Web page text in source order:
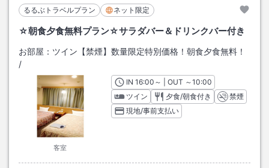
るるぶトラベルプラン ネット限定
☆朝食夕食無料プラン☆サラダバー＆ドリンクバー付き
お部屋： ツイン【禁煙】数量限定特別価格！朝食夕食無料！
/
客室
INチェックイン
16:00 ～ | OUT チェックアウト
～10:00
ツイン
夕食/朝食付き
禁煙
現地/事前支払い